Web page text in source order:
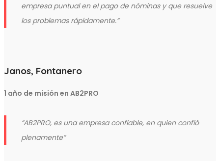
empresa puntual en el pago de nóminas y que resuelve
los problemas rápidamente.”
Janos, Fontanero
1 año de misión en AB2PRO
“AB2PRO, es una empresa confiable, en quien confió
plenamente”